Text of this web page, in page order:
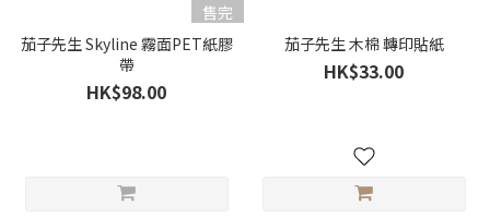
售完
茄子先生 Skyline 霧面PET紙膠
帶
HK$98.00
茄子先生 木棉 轉印貼紙
HK$33.00